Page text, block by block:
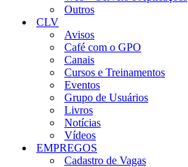
Outros
CLV
Avisos
Café com o GPO
Canais
Cursos e Treinamentos
Eventos
Grupo de Usuários
Livros
Notícias
Vídeos
EMPREGOS
Cadastro de Vagas